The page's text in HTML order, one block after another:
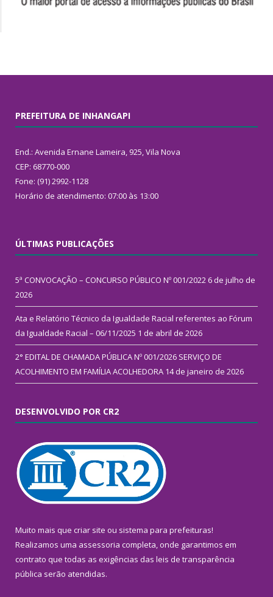
PREFEITURA DE INHANGAPI
End.: Avenida Ernane Lameira, 925, Vila Nova
CEP: 68770-000
Fone: (91) 2992-1128
Horário de atendimento: 07:00 às 13:00
ÚLTIMAS PUBLICAÇÕES
5ª CONVOCAÇÃO – CONCURSO PÚBLICO Nº 001/2022 6 de julho de
2026
Ata e Relatório Técnico da Igualdade Racial referentes ao Fórum
da Igualdade Racial – 06/11/2025 1 de abril de 2026
2° EDITAL DE CHAMADA PÚBLICA Nº 001/2026 SERVIÇO DE
ACOLHIMENTO EM FAMÍLIA ACOLHEDORA 14 de janeiro de 2026
DESENVOLVIDO POR CR2
Muito mais que criar site ou sistema para prefeituras!
Realizamos uma assessoria completa, onde garantimos em
contrato que todas as exigências das leis de transparência
pública serão atendidas.